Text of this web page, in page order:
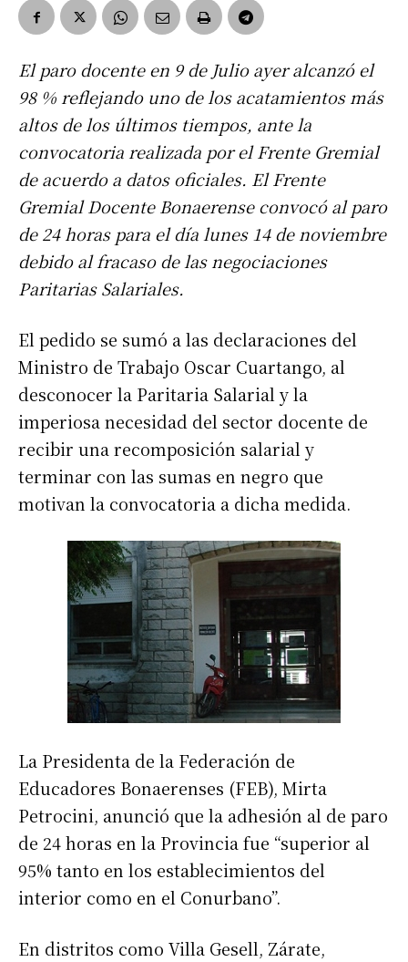
El paro docente en 9 de Julio ayer alcanzó el
98 % reflejando uno de los acatamientos más
altos de los últimos tiempos, ante la
convocatoria realizada por el Frente Gremial
de acuerdo a datos oficiales. El Frente
Gremial Docente Bonaerense convocó al paro
de 24 horas para el día lunes 14 de noviembre
debido al fracaso de las negociaciones
Paritarias Salariales.
El pedido se sumó a las declaraciones del
Ministro de Trabajo Oscar Cuartango, al
desconocer la Paritaria Salarial y la
imperiosa necesidad del sector docente de
recibir una recomposición salarial y
terminar con las sumas en negro que
motivan la convocatoria a dicha medida.
La Presidenta de la Federación de
Educadores Bonaerenses (FEB), Mirta
Petrocini, anunció que la adhesión al de paro
de 24 horas en la Provincia fue “superior al
95% tanto en los establecimientos del
interior como en el Conurbano”.
En distritos como Villa Gesell, Zárate,